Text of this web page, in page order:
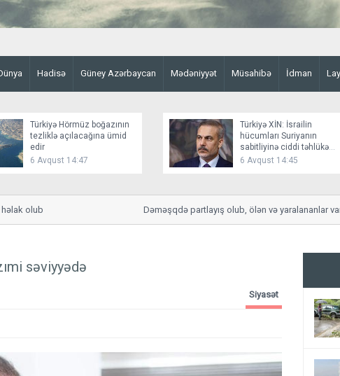
Hadisə Güney Azərbaycan Mədəniyyət Müsahibə İdman
Türkiyə Hörmüz boğazının
tezliklə açılacağına ümid
edir
6 Avqust 14:47
Türkiyə XİN: İsrailin
hücumları Suriyanın
sabitliyinə ciddi təhlükə
yaradır
6 Avqust 14:45
olub Dəməşqdə partlayış olub, ölən və yaralananlar var
səviyyədə
Siyasət